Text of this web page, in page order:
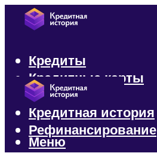
Кредиты
Кредитные карты
Микрозаймы
Кредитная история
Рефинансирование
Меню